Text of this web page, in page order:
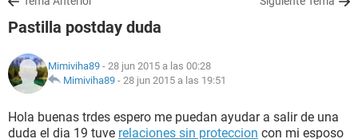
NUTRICIÓN
BIENESTAR
Pastilla postday duda
Mimiviha89 - 28 jun 2015 a las 00:28
Mimiviha89 - 28 jun 2015 a las 19:51
Hola buenas trdes espero me puedan ayudar a salir de una
duda el dia 19 tuve relaciones sin proteccion con mi esposo